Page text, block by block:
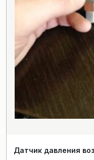
Датчик давления